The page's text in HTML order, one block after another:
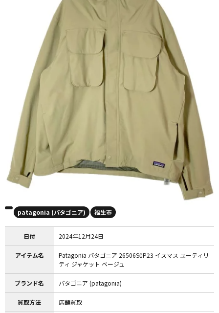
patagonia (パタゴニア) 福生市
日付 2024年12月24日
アイテム名
Patagonia パタゴニア 26506S0P23 イスマス ユーティリ
ティ ジャケット ベージュ
ブランド名 パタゴニア (patagonia)
買取方法 店舗買取